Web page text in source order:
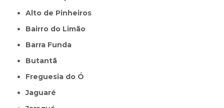
Alto de Pinheiros
Bairro do Limão
Barra Funda
Butantã
Freguesia do Ó
Jaguaré